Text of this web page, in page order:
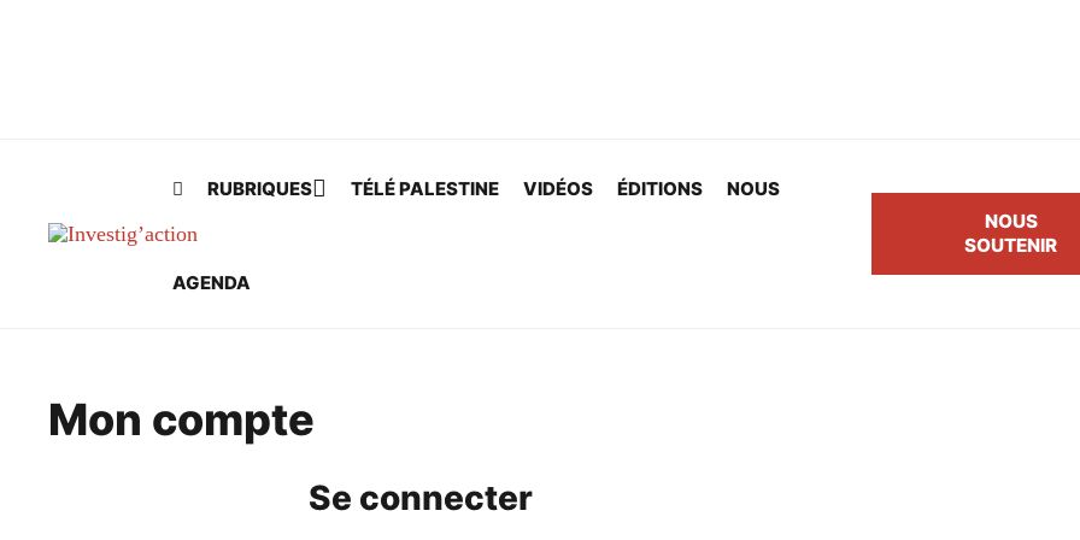
RUBRIQUES TÉLÉ PALESTINE VIDÉOS ÉDITIONS NOUS
AGENDA
NOUS
SOUTENIR
Mon compte
Se connecter